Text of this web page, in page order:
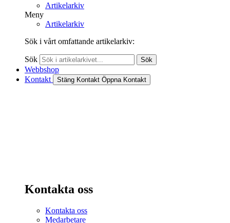
Artikelarkiv
Meny
Artikelarkiv
Sök i vårt omfattande artikelarkiv:
Sök Sök
Webbshop
Kontakt
Stäng Kontakt Öppna Kontakt
Kontakta oss
Kontakta oss
Medarbetare